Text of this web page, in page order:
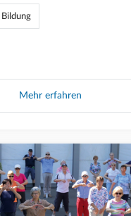
Bildung
Mehr erfahren